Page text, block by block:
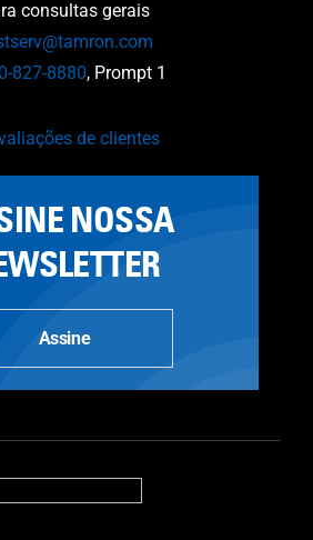
consultas gerais
827-8880, Prompt 1
NOSSA
Assine